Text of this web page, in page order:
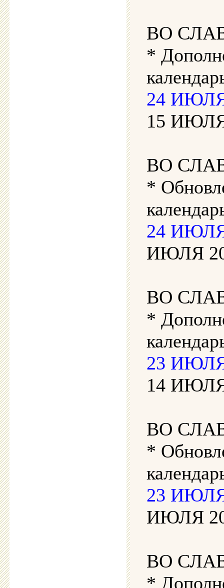
ВО
*
24 ИЮЛЯ
15 ИЮЛЯ
ВО
*
24 ИЮЛЯ
ИЮЛЯ
ВО
*
23 ИЮЛЯ
14 ИЮЛЯ
ВО
*
23 ИЮЛЯ
ИЮЛЯ
ВО
*